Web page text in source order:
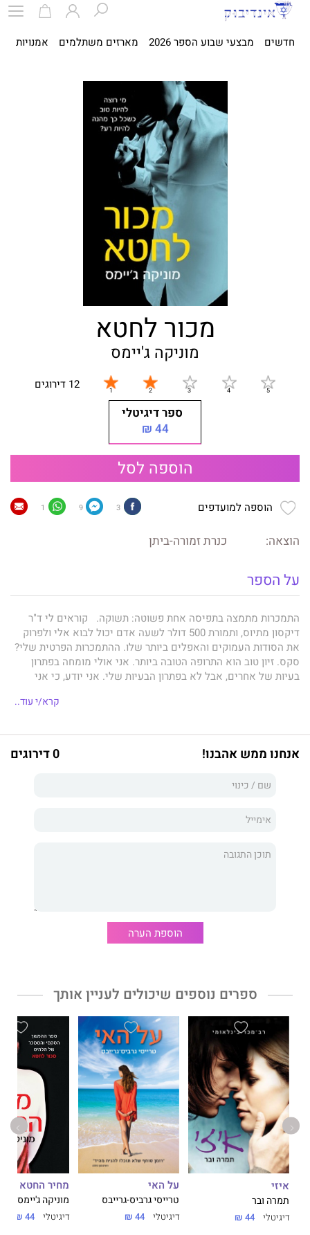
חדשים מבצעי שבוע הספר 2026 מארזים משתלמים אמנויות
מכור לחטא
מוניקה ג'יימס
12 דירוגים
ספר דיגיטלי
44 ₪
הוספה לסל
הוספה למועדפים 3
9
1
הוצאה: כנרת זמורה-ביתן
על הספר
התמכרות מתמצה בתפיסה אחת פשוטה: תשוקה. קוראים לי ד"ר
דיקסון מתיוס, ותמורת 500 דולר לשעה אדם יכול לבוא אלי ולפרוק
את הסודות העמוקים והאפלים ביותר שלו. ההתמכרות הפרטית שלי?
סקס. זיון טוב הוא התרופה הטובה ביותר. אני אולי מומחה בפתרון
בעיות של אחרים, אבל לא בפתרון הבעיות שלי. אני יודע, כי אני
אותה אישה פעמיים. אבל כל זה עומד להשתנות הודות לשתי נשים
אבחר? אני יודע שאני צריך לבחור, אבל מעולם לא אמרתי שאני גיבור
הסיפור או אפילו הבחור הטוב. וחוץ מזה, מי רוצה להיות טוב כשכל כך
מהנה להיות רע? הסיפור שלי לא נועד לבעלי לב חלש. אז אם אתם
בקטע, הדקו חגורות וצפו לבלתי צפוי. רק שלא תגידו שלא הזהרתי
אתכם מראש...
קרא/י עוד..
אנחנו ממש אהבנו! 0 דירוגים
הוספת הערה
ספרים נוספים שיכולים לעניין אותך
איזי
תמרה ובר
דיגיטלי 44 ₪
על האי
טרייסי גרביס-גרייבס
דיגיטלי 44 ₪
מחיר החטא
מוניקה ג'יימס
דיגיטלי 44 ₪